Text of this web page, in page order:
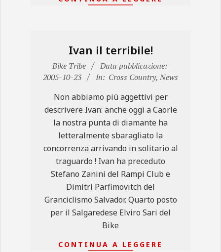
Ivan il terribile!
2005-
10-
Bike Tribe
Data pubblicazione:
2005-10-23
In: Cross Country, News
Non abbiamo più aggettivi per
descrivere Ivan: anche oggi a Caorle
la nostra punta di diamante ha
letteralmente sbaragliato la
concorrenza arrivando in solitario al
traguardo ! Ivan ha preceduto
Stefano Zanini del Rampi Club e
Dimitri Parfimovitch del
Granciclismo Salvador. Quarto posto
per il Salgaredese Elviro Sari del
Bike
CONTINUA A LEGGERE